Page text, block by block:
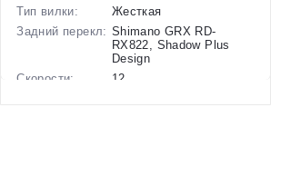
Тип вилки:
Жесткая
Задний перекл: Shimano GRX RD-
RX822, Shadow Plus
Design
Скорости:
12